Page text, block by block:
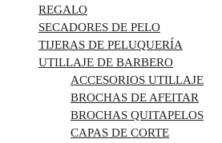
REGALO
SECADORES DE PELO
TIJERAS DE PELUQUERÍA
UTILLAJE DE BARBERO
ACCESORIOS UTILLAJE
BROCHAS DE AFEITAR
BROCHAS QUITAPELOS
CAPAS DE CORTE